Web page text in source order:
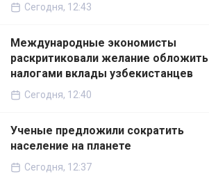
Сегодня, 12:43
Международные экономисты
раскритиковали желание обложить
налогами вклады узбекистанцев
Сегодня, 12:40
Ученые предложили сократить
население на планете
Сегодня, 12:37